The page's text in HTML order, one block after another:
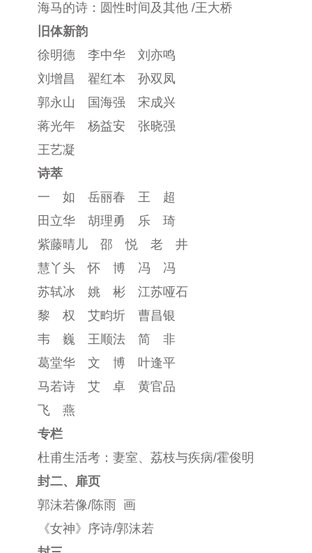
海马的诗：圆性时间及其他 /王大桥
旧体新韵
徐明德 李中华 刘亦鸣
刘增昌 翟红本 孙双凤
郭永山 国海强 宋成兴
蒋光年 杨益安 张晓强
王艺凝
诗萃
一 如 岳丽春 王 超
田立华 胡理勇 乐 琦
紫藤晴儿 邵 悦 老 井
慧丫头 怀 博 冯 冯
苏轼冰 姚 彬 江苏哑石
黎 权 艾畇圻 曹昌银
韦 巍 王顺法 简 非
葛堂华 文 博 叶逢平
马若诗 艾 卓 黄官品
飞 燕
专栏
杜甫生活考：妻室、荔枝与疾病/霍俊明
封二、扉页
郭沫若像/陈雨 画
《女神》序诗/郭沫若